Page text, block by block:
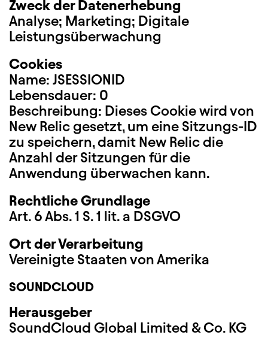
Zweck der Datenerhebung
Analyse; Marketing; Digitale
Leistungsüberwachung
Cookies
Name: JSESSIONID
Lebensdauer: 0
Beschreibung: Dieses Cookie wird von
New Relic gesetzt, um eine Sitzungs-ID
zu speichern, damit New Relic die
Anzahl der Sitzungen für die
Anwendung überwachen kann.
Rechtliche Grundlage
Art. 6 Abs. 1 S. 1 lit. a DSGVO
Ort der Verarbeitung
Vereinigte Staaten von Amerika
SOUNDCLOUD
Herausgeber
SoundCloud Global Limited & Co. KG